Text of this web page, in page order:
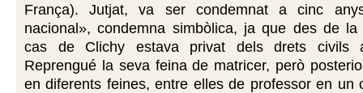
França). Jutjat, va ser condemnat a cinc
nacional», condemna simbòlica, ja que des de la
cas de Clichy estava privat dels drets civils
Reprengué la seva feina de matricer, però
en diferents feines, entre elles de professor en un